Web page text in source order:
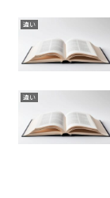
違い
違い